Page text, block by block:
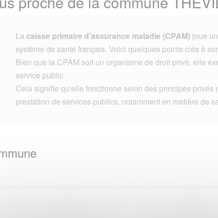
Lacaisse primaire d'assurance maladie (CPAM)joue
système de santé français. Voici quelques points clés à
Bien que la CPAM soit un organisme de droit privé, elle
service public.
Cela signifie qu'elle fonctionne selon des principes privés
prestation de services publics, notamment en matière de